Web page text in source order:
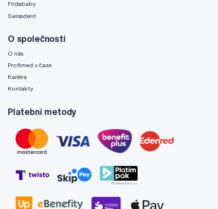
Fridababy
Swissdent
O společnosti
O nás
Profimed v čase
Kariéra
Kontakty
Platební metody